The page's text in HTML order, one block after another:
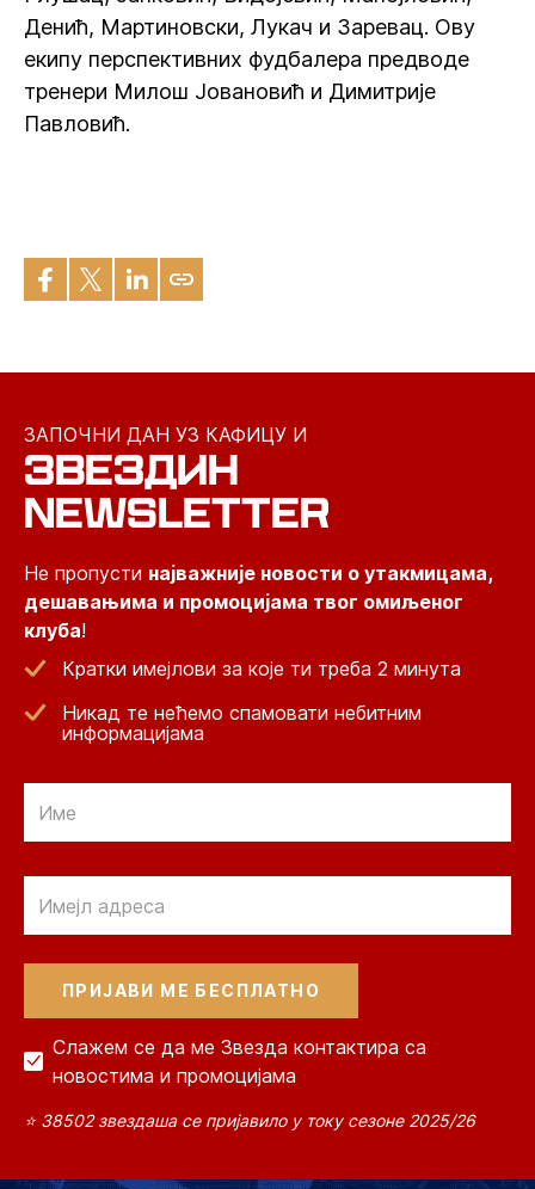
Денић, Мартиновски, Лукач и Заревац. Ову
екипу перспективних фудбалера предводе
тренери Милош Јовановић и Димитрије
Павловић.
ЗАПОЧНИ ДАН УЗ КАФИЦУ И
ЗВЕЗДИН
NEWSLETTER
Не пропусти најважније новости о утакмицама,
дешавањима и промоцијама твог омиљеног
клуба!
Кратки имејлови за које ти треба 2 минута
Никад те нећемо спамовати небитним
информацијама
Слажем се да ме Звезда контактира са
новостима и промоцијама
⭐ 38502 звездаша се пријавило у току сезоне 2025/26